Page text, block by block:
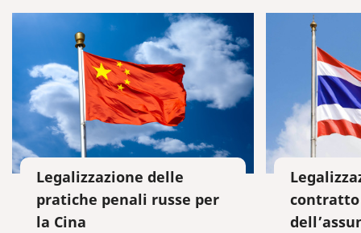
Legalizzazione delle
pratiche penali russe per
la Cina